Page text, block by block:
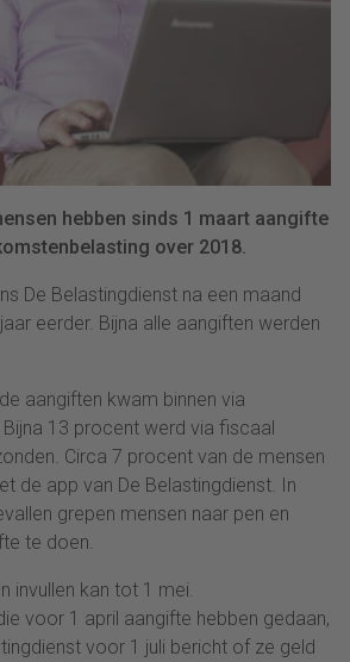
hebben sinds 1 maart aangifte
over 2018.
De Belastingdienst na een maand
eerder. Bijna alle aangiften werden
aangiften kwam binnen via
13 procent werd via fiscaal
Circa 7 procent van de mensen
de app van De Belastingdienst. In
grepen mensen naar pen en
te doen.
invullen kan tot 1 mei.
voor 1 april aangifte hebben gedaan,
voor 1 juli bericht of ze geld